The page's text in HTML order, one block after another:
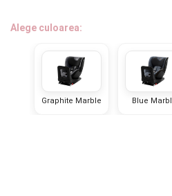
Informatii companie
Alege culoarea:
Graphite Marble Blue